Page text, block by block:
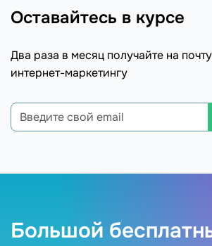
Оставайтесь в курсе
Два раза в месяц получайте на
интернет-маркетингу
Большой